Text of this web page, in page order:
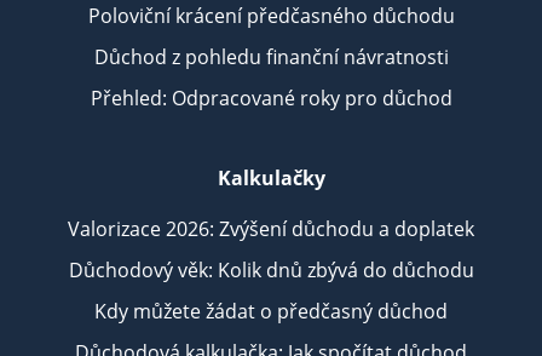
Poloviční krácení předčasného důchodu
Důchod z pohledu finanční návratnosti
Přehled: Odpracované roky pro důchod
Kalkulačky
Valorizace 2026: Zvýšení důchodu a doplatek
Důchodový věk: Kolik dnů zbývá do důchodu
Kdy můžete žádat o předčasný důchod